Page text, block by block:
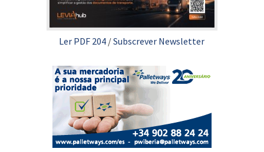
Ler PDF 204 /Subscrever Newsletter